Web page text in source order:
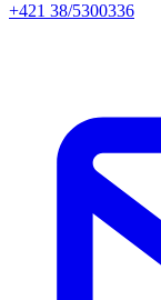
+421 38/5300336